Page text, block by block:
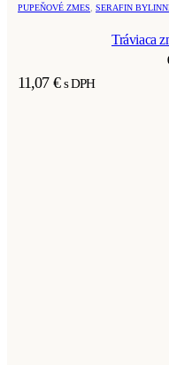
PUPEŇOVÉ ZMES SERAFIN
Tráviaca
11,07 € s DPH